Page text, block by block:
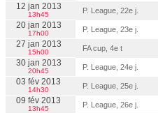
12 jan 2013
13h45 P. League, 22e j.
20 jan 2013
17h00 P. League, 23e j.
27 jan 2013
15h00 FA cup, 4e t
30 jan 2013
20h45 P. League, 24e j.
03 fév 2013
14h30 P. League, 25e j.
09 fév 2013
13h45 P. League, 26e j.